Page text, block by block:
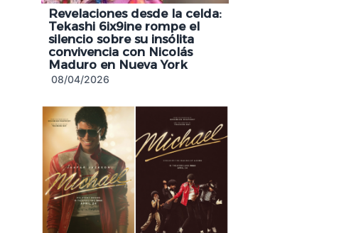
Revelaciones desde la celda:
Tekashi 6ix9ine rompe el
silencio sobre su insólita
convivencia con Nicolás
Maduro en Nueva York
08/04/2026